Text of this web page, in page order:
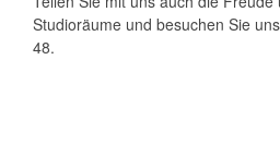
Studioräume und besuchen Sie
48.